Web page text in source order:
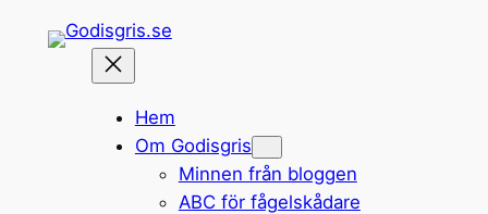
Hem
Om Godisgris
Minnen från bloggen
ABC för fågelskådare